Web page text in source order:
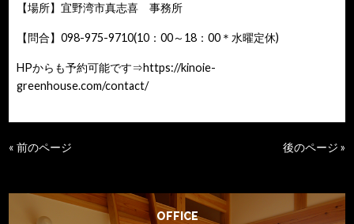
【場所】宜野湾市真志喜 事務所
【問合】098-975-9710(10：00～18：00＊水曜定休)
HPからも予約可能です⇒https://kinoie-
greenhouse.com/contact/
« 前のページ 後のページ »
OFFICE